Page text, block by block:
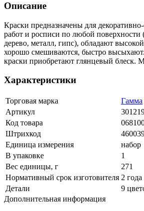
Описание
Краски предназначены для
работ и росписи по любой поверхности
дерево, металл, гипс), обладают
хорошо смешиваются, быстро
краски приобретают глянцевый блеск.
Характеристики
Торговая марка
Гамма
Артикул
Код товара
Штрихкод
Единица измерения
набор
В упаковке
1
Вес единицы, г
271
Нормативный срок изготовителя 2 года
Детали
9
Дополнительная информация